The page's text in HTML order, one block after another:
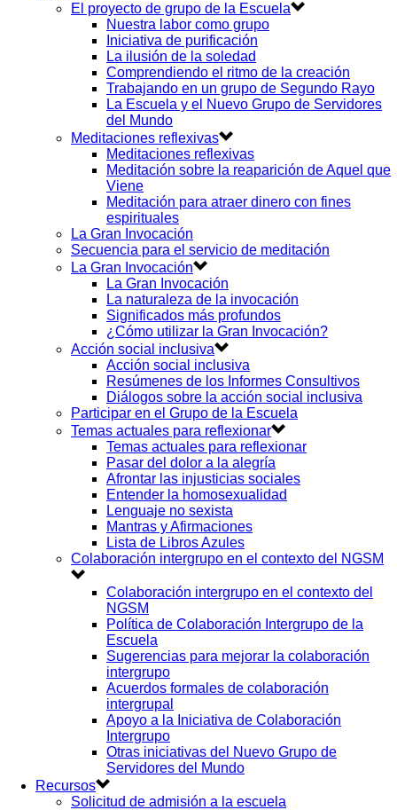
El proyecto de grupo de la Escuela
Nuestra labor como grupo
Iniciativa de purificación
La ilusión de la soledad
Comprendiendo el ritmo de la creación
Trabajando en un grupo de Segundo Rayo
La Escuela y el Nuevo Grupo de Servidores
del Mundo
Meditaciones reflexivas
Meditaciones reflexivas
Meditación sobre la reaparición de Aquel que
Viene
Meditación para atraer dinero con fines
espirituales
La Gran Invocación
Secuencia para el servicio de meditación
La Gran Invocación
La Gran Invocación
La naturaleza de la invocación
Significados más profundos
¿Cómo utilizar la Gran Invocación?
Acción social inclusiva
Acción social inclusiva
Resúmenes de los Informes Consultivos
Diálogos sobre la acción social inclusiva
Participar en el Grupo de la Escuela
Temas actuales para reflexionar
Temas actuales para reflexionar
Pasar del dolor a la alegría
Afrontar las injusticias sociales
Entender la homosexualidad
Lenguaje no sexista
Mantras y Afirmaciones
Lista de Libros Azules
Colaboración intergrupo en el contexto del NGSM
Colaboración intergrupo en el contexto del
NGSM
Política de Colaboración Intergrupo de la
Escuela
Sugerencias para mejorar la colaboración
intergrupo
Acuerdos formales de colaboración
intergrupal
Apoyo a la Iniciativa de Colaboración
Intergrupo
Otras iniciativas del Nuevo Grupo de
Servidores del Mundo
Recursos
Solicitud de admisión a la escuela